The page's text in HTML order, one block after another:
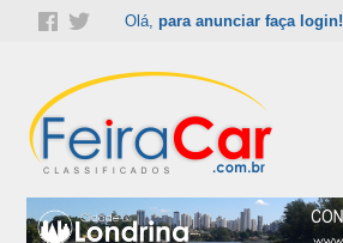
Olá, para anunciar faça login!